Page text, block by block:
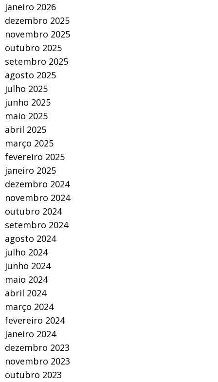
janeiro 2026
dezembro 2025
novembro 2025
outubro 2025
setembro 2025
agosto 2025
julho 2025
junho 2025
maio 2025
abril 2025
março 2025
fevereiro 2025
janeiro 2025
dezembro 2024
novembro 2024
outubro 2024
setembro 2024
agosto 2024
julho 2024
junho 2024
maio 2024
abril 2024
março 2024
fevereiro 2024
janeiro 2024
dezembro 2023
novembro 2023
outubro 2023